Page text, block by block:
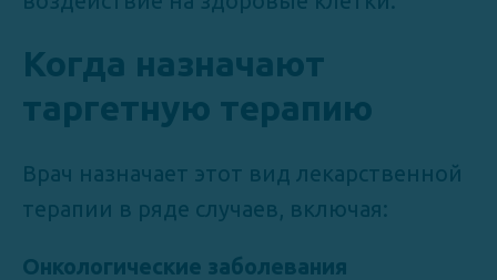
Когда назначают
таргетную терапию
Врач назначает этот вид лекарственной
терапии в ряде случаев, включая:
Онкологические заболевания